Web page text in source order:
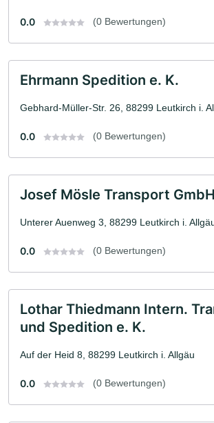
0.0 (0 Bewertungen)
Ehrmann Spedition e. K.
Gebhard-Müller-Str. 26, 88299 Leutkirch i.
0.0 (0 Bewertungen)
Josef Mösle Transport GmbH
Unterer Auenweg 3, 88299 Leutkirch i.
0.0 (0 Bewertungen)
Lothar Thiedmann Intern.
und Spedition e. K.
Auf der Heid 8, 88299 Leutkirch i. Allgäu
0.0 (0 Bewertungen)